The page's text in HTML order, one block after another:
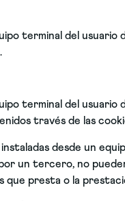
terminal del
terminal del
través de las
instaladas desde un
un tercero, no
que presta o la